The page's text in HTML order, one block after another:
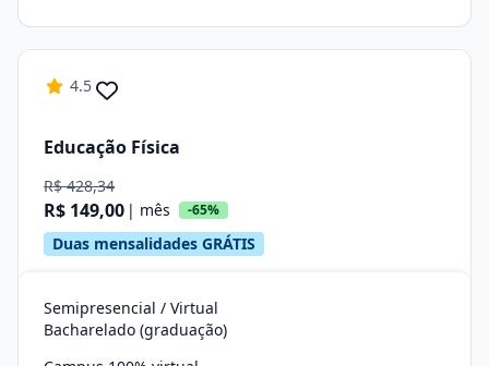
4.5
Educação Física
R$ 428,34
R$ 149,00 | mês -65%
Duas mensalidades GRÁTIS
Semipresencial / Virtual
Bacharelado (graduação)